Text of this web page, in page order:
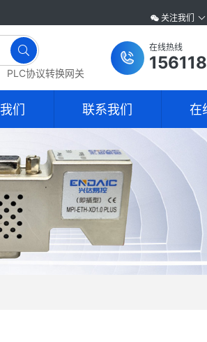
关注我们
PLC协议转换网关
在线热线
们 联系我们 在